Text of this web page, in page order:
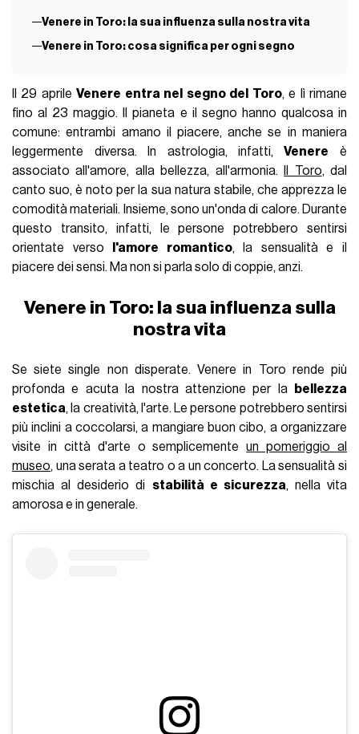
Venere in Toro: la sua influenza sulla nostra vita
Venere in Toro: cosa significa per ogni segno
Il 29 aprileVenere entra nel segno del Toro, e lì rimane
fino al 23 maggio. Il pianeta e il segno hanno qualcosa in
comune: entrambi amano il piacere, anche se in maniera
leggermente diversa. In astrologia, infatti,Venere è
associato all'amore, alla bellezza, all'armonia.
Il Toro, dal
canto suo, è noto per la sua natura stabile, che apprezza le
comodità materiali. Insieme, sono un'onda di calore. Durante
questo transito, infatti, le persone potrebbero sentirsi
orientate verso
l'amore romantico, la sensualità e il
piacere dei sensi. Ma non si parla solo di coppie, anzi.
Venere in Toro: la sua influenza sulla
nostra vita
Se siete single non disperate. Venere in Toro rende più
profonda e acuta la nostra attenzione per la
bellezza
estetica, la creatività, l'arte. Le persone potrebbero sentirsi
più inclini a coccolarsi, a mangiare buon cibo, a organizzare
visite in città d'arte o semplicementeun pomeriggio al
museo, una serata a teatro o a un concerto. La sensualità si
mischia al desiderio di stabilità e sicurezza, nella vita
amorosa e in generale.